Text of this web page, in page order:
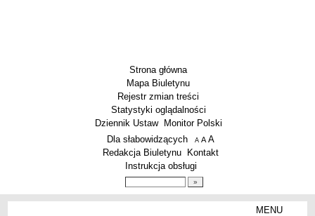
Strona główna
Mapa Biuletynu
Rejestr zmian treści
Statystyki oglądalności
Dziennik Ustaw
Monitor Polski
Menu dodatkowe
Dla słabowidzących A pomniejsz czcionkę
A standardowy rozmiar czcionki
A
Redakcja Biuletynu
Kontakt
Instrukcja obsługi
MENU